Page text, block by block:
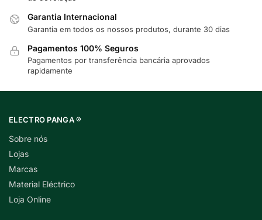
Garantia Internacional
Garantia em todos os nossos produtos, durante 30 dias
Pagamentos 100% Seguros
Pagamentos por transferência bancária aprovados
rapidamente
ELECTRO PANGA ®
Sobre nós
Lojas
Marcas
Material Eléctrico
Loja Online